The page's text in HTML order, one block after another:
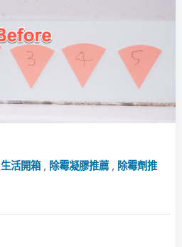
生活開箱, 除霉凝膠推薦, 除霉劑推